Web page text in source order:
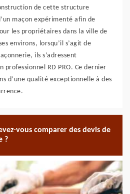
de cette structure
maçon expérimenté afin de
les propriétaires dans la ville de
environs, lorsqu’il s’agit de
ils s’adressent
professionnel RD PRO. Ce dernier
d’une qualité exceptionnelle à des
vous comparer des devis de
?